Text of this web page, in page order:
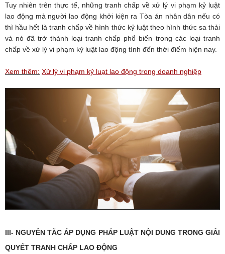
Tuy nhiên trên thực tế, những tranh chấp về xử lý vi phạm kỷ luật
lao động mà người lao động khởi kiện ra Tòa án nhân dân nếu có
thì hầu hết là tranh chấp về hình thức kỷ luật theo hình thức sa thải
và nó đã trở thành loại tranh chấp phổ biến trong các loại tranh
chấp về xử lý vi phạm kỷ luật lao động tính đến thời điểm hiện nay.
Xem thêm: Xử lý vi phạm kỷ luạt lao động trong doanh nghiệp
III- NGUYÊN TẮC ÁP DỤNG PHÁP LUẬT NỘI DUNG TRONG GIẢI
QUYẾT TRANH CHẤP LAO ĐỘNG